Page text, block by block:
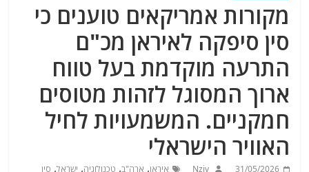
מקורות אמריקאים טוענים כי
סין סיפקה לאיראן מכ"ם
התרעה מוקדמת בעל טווח
ארוך המסוגל לזהות מטוסים
חמקניים. המשמעויות לחיל
האוויר הישראלי
31/05/2026
Nziv איראן, ארה"ב, טכנולוגיה, ישראל, סין